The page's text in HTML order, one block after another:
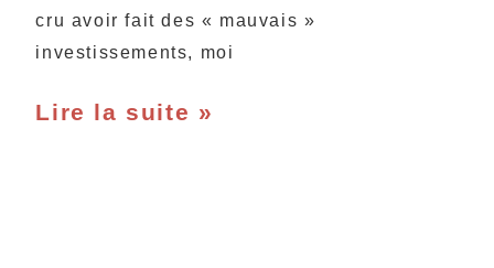
cru avoir fait des « mauvais »
investissements, moi
Lire la suite »